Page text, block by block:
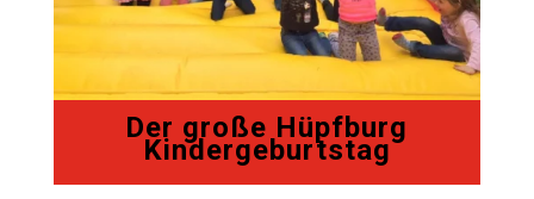
Der große Hüpfburg
Kindergeburtstag